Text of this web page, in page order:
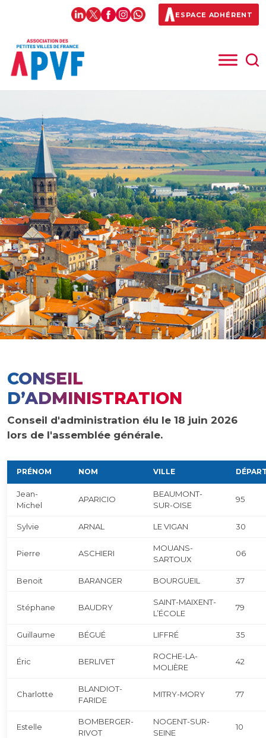
ESPACE ADHÉRENT
CONSEIL
D’ADMINISTRATION
Conseil d'administration élu le 18 juin 2026
lors de l'assemblée générale.
PRÉNOM NOM VILLE
Jean-
Michel
APARICIO
BEAUMONT-
SUR-OISE
95
Sylvie ARNAL LE VIGAN 30
Pierre ASCHIERI
MOUANS-
SARTOUX
06
Benoit BARANGER BOURGUEIL 37
Stéphane BAUDRY
SAINT-MAIXENT-
L’ÉCOLE
79
Guillaume BÉGUÉ LIFFRÉ 35
Éric BERLIVET
ROCHE-LA-
MOLIÈRE
42
Charlotte
BLANDIOT-
FARIDE
MITRY-MORY 77
Estelle
BOMBERGER-
RIVOT
NOGENT-SUR-
SEINE
10